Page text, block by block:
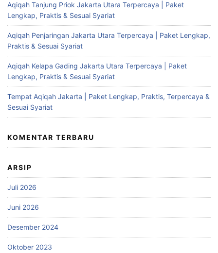
Aqiqah Tanjung Priok Jakarta Utara Terpercaya | Paket
Lengkap, Praktis & Sesuai Syariat
Aqiqah Penjaringan Jakarta Utara Terpercaya | Paket Lengkap,
Praktis & Sesuai Syariat
Aqiqah Kelapa Gading Jakarta Utara Terpercaya | Paket
Lengkap, Praktis & Sesuai Syariat
Tempat Aqiqah Jakarta | Paket Lengkap, Praktis, Terpercaya &
Sesuai Syariat
KOMENTAR TERBARU
ARSIP
Juli 2026
Juni 2026
Desember 2024
Oktober 2023